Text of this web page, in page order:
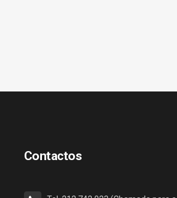
Contactos